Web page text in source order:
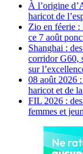
À l’origine
haricot de
Zio en féerie :
ce 7 août
Shanghai :
corridor G60,
sur
08 août 2026
haricot et de
FIL 2026 :
femmes et